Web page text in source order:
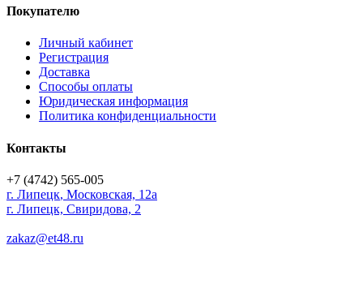
Покупателю
Личный кабинет
Регистрация
Доставка
Способы оплаты
Юридическая информация
Политика конфиденциальности
Контакты
+7 (4742) 565-005
г. Липецк, Московская, 12а
г. Липецк, Свиридова, 2
zakaz@et48.ru